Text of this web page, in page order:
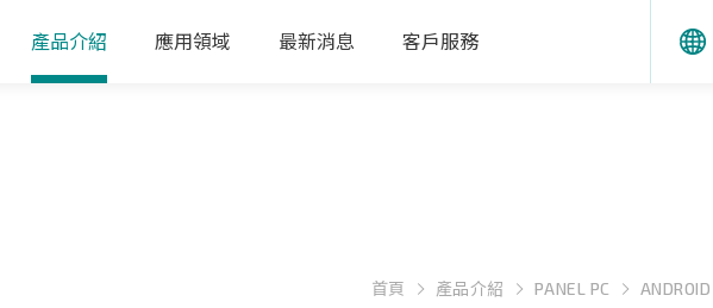
產品介紹 應用領域 最新消息 客戶服務
首頁 產品介紹 PANEL PC ANDROID